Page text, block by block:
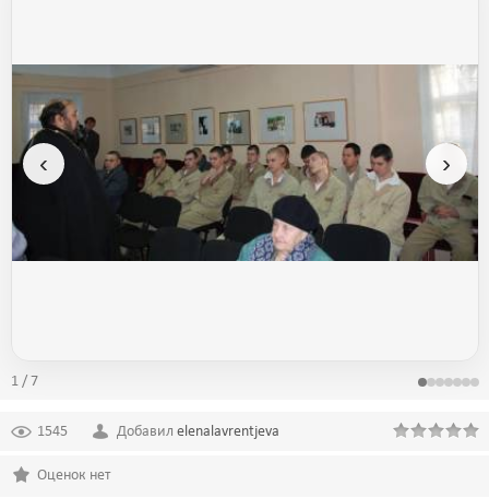
‹ ›
1 / 7
1545 Добавил elenalavrentjeva
Оценок нет